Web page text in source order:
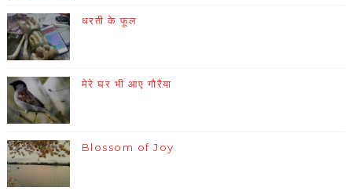
धरती के फूल
मेरे घर भी आए गौरैया
Blossom of Joy